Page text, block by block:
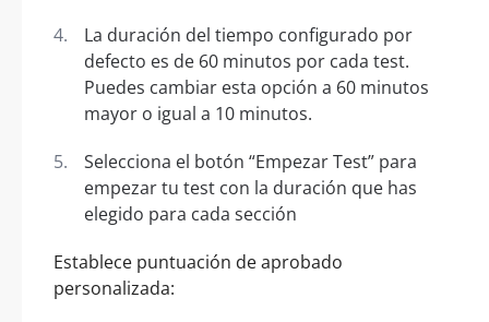
La duración del tiempo configurado por
defecto es de 60 minutos por cada test.
Puedes cambiar esta opción a 60 minutos
mayor o igual a 10 minutos.
Selecciona el botón “Empezar Test” para
empezar tu test con la duración que has
elegido para cada sección
Establece puntuación de aprobado
personalizada: